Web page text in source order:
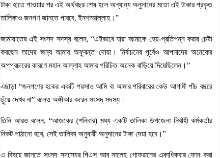
টাকা হাতে পাওয়ার পর এই অর্থবছর শেষ হলে অন্যান্য অনুদানের মতো এই টাকার প্রকৃত
তালিকাও জনগণ জানতে পারবে, ইনশাআল্লাহ।”
জামায়াতের এই সংসদ সদস্য বলেন, “এইভাবে যারা আমাকে হেয়-প্রতিপন্ন করার চেষ্টা
করছেন তাদের জন্য আমার অফুরন্ত দোয়া। নির্বাচনের পূর্বেও আপনাদের অনেকের
অপপ্রচারের কারণে মহান আল্লাহ আমার পরিচিত অনেক বাড়িয়ে দিয়েছিলেন।”
এছাড়া “জনগণের হকের একটি পয়সাও আমি বা আমার পরিবারের কেউ আগামী পাঁচ বছরে
ছুঁয়ে দেখব না” বলেও অঙ্গীকার করেন সংসদ সদস্য।
তিনি আরও বলেন, “আজকের (শনিবার) মধ্য একটি তালিকা উপজেলা নির্বাহী কর্মকর্তার
নিকট পাঠানো হবে, সেই তালিকা অনুযায়ী অনুদানের টাকা দেয়া হবে।”
এ বিষয়ে জানতে সংসদ সদস্যের পিএস আবু সালেহ গোফরানের একাধিকবার ফোন করা